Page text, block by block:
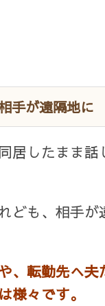
手が遠隔地に
居したまま
ども、相手
、転勤先へ
様々です。